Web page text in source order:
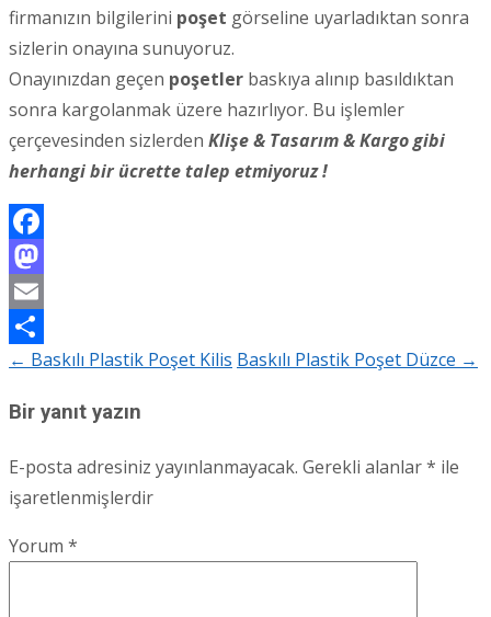
firmanızın bilgilerini poşet görseline uyarladıktan sonra
sizlerin onayına sunuyoruz.
Onayınızdan geçen poşetler baskıya alınıp basıldıktan
sonra kargolanmak üzere hazırlıyor. Bu işlemler
çerçevesinden sizlerden Klişe & Tasarım & Kargo gibi
herhangi bir ücrette talep etmiyoruz !
Facebook
Mastodon
Email
Share
Post
navigation
← Baskılı Plastik Poşet Kilis Baskılı Plastik Poşet Düzce →
Bir yanıt yazın
E-posta adresiniz yayınlanmayacak. Gerekli alanlar* ile
işaretlenmişlerdir
Yorum *